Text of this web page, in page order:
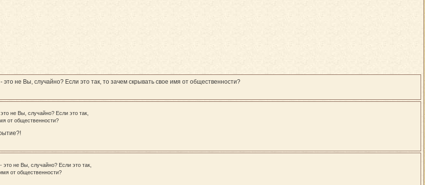
не Вы, случайно? Если это так, то зачем скрывать свое имя от общественности?
не Вы, случайно? Если это так,
от общественности?
не Вы, случайно? Если это так,
от общественности?